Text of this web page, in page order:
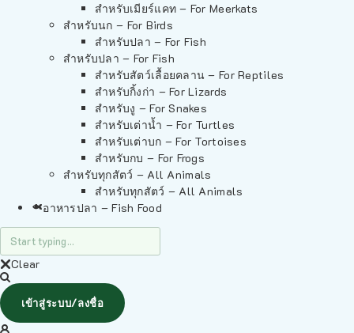
สำหรับเมียร์แคท – For Meerkats
สำหรับนก – For Birds
สำหรับปลา – For Fish
สำหรับปลา – For Fish
สำหรับสัตว์เลื้อยคลาน – For Reptiles
สำหรับกิ้งก่า – For Lizards
สำหรับงู – For Snakes
สำหรับเต่าน้ำ – For Turtles
สำหรับเต่าบก – For Tortoises
สำหรับกบ – For Frogs
สำหรับทุกสัตว์ – All Animals
สำหรับทุกสัตว์ – All Animals
อาหารปลา – Fish Food
Clear
เข้าสู่ระบบ/ลงชื่อ